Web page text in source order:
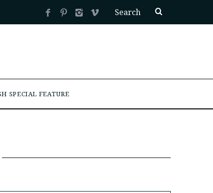
SPECIAL FEATURE